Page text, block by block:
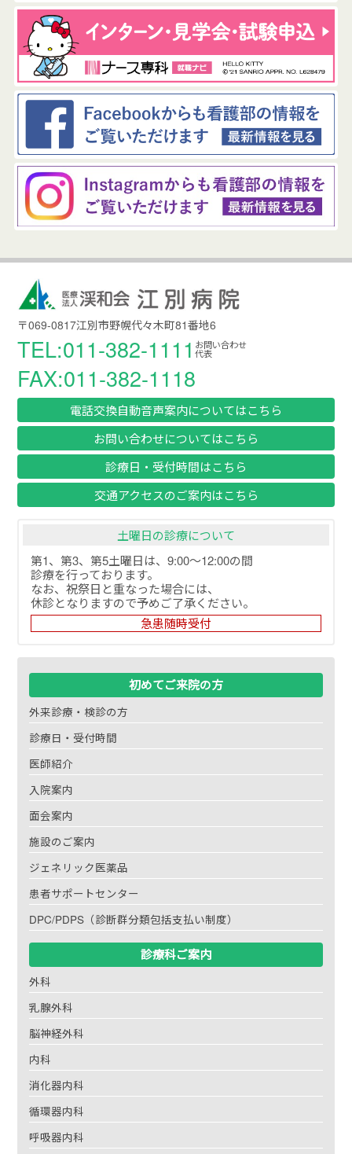
〒069-0817江別市野幌代々木町81番地6
TEL:011-382-1111お問い合わせ
代表
FAX:011-382-1118
電話交換自動音声案内についてはこちら
お問い合わせについてはこちら
診療日・受付時間はこちら
交通アクセスのご案内はこちら
土曜日の診療について
第1、第3、第5土曜日は、9:00～12:00の間
診療を行っております。
なお、祝祭日と重なった場合には、
休診となりますので予めご了承ください。
急患随時受付
初めてご来院の方
外来診療・検診の方
診療日・受付時間
医師紹介
入院案内
面会案内
施設のご案内
ジェネリック医薬品
患者サポートセンター
DPC/PDPS（診断群分類包括支払い制度）
診療科ご案内
外科
乳腺外科
脳神経外科
内科
消化器内科
循環器内科
呼吸器内科